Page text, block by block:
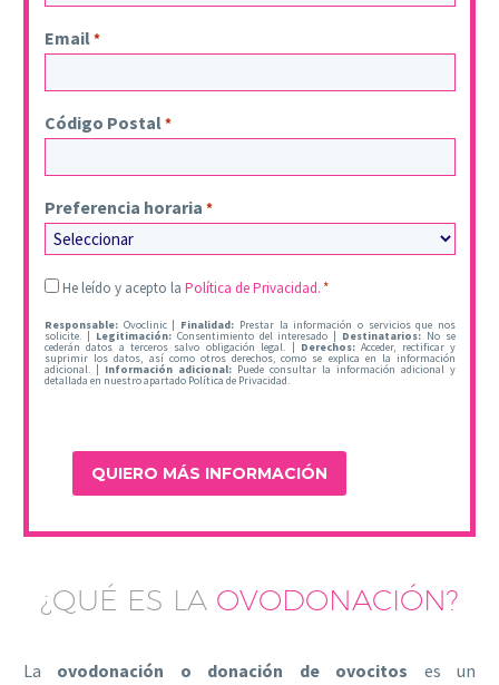
Email*
Código Postal*
Preferencia horaria *
Legal
He leído y acepto la Política de Privacidad.*
Responsable: Ovoclinic | Finalidad: Prestar la información o servicios que nos
solicite. | Legitimación:Consentimiento del interesado | Destinatarios: No se
cederán datos a terceros salvo obligación legal. | Derechos:Acceder, rectificar y
suprimir los datos, así como otros derechos, como se explica en la información
adicional. | Información adicional: Puede consultar la información adicional y
detallada en nuestro apartado Política de Privacidad.
¿QUÉ ES LA OVODONACIÓN?
La ovodonación o donación de ovocitos es un